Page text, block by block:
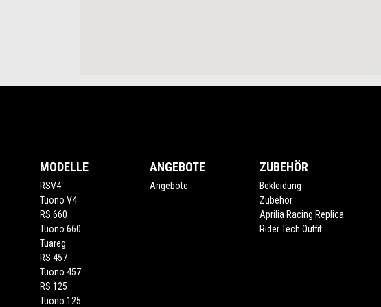
MODELLE
RSV4
Tuono V4
RS 660
Tuono 660
Tuareg
RS 457
Tuono 457
RS 125
Tuono 125
ANGEBOTE
Angebote
ZUBEHÖR
Bekleidung
Zubehör
Aprilia Racing Replica
Rider Tech Outfit